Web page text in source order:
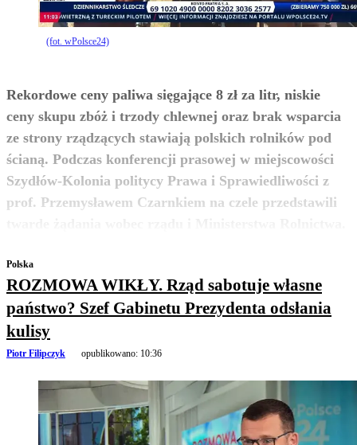
(fot. wPolsce24)
Rekordowe ceny paliwa sięgające 8 zł za litr, niskie
ceny skupu zbóż i trzody chlewnej oraz brak wsparcia
ze strony rządzących stawiają polskich rolników pod
ścianą. Podczas konferencji prasowej w miejscowości
Szydłów-Kolonia politycy Prawa i Sprawiedliwości z
prof. Przemysławem Czarnkiem na czele przedstawili
zobacz więcej
Polska
ROZMOWA WIKŁY. Rząd sabotuje własne
państwo? Szef Gabinetu Prezydenta odsłania
kulisy
Piotr Filipczyk opublikowano: 10:36